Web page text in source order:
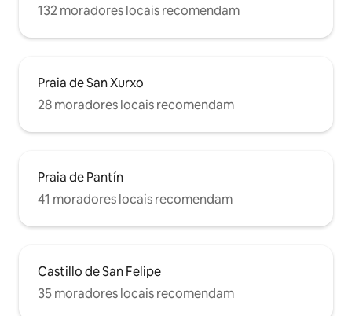
132 moradores locais recomendam
Praia de San Xurxo
28 moradores locais recomendam
Praia de Pantín
41 moradores locais recomendam
Castillo de San Felipe
35 moradores locais recomendam